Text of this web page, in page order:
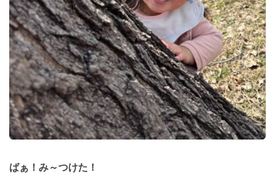
ばぁ！み～つけた！